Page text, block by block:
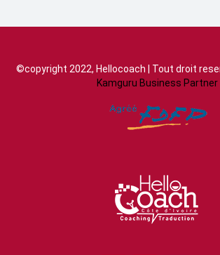
©copyright 2022, Hellocoach | Tout droit
Kamguru Business Partner